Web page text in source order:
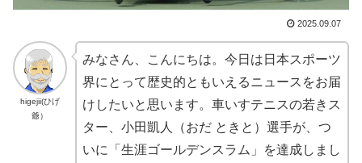
2025.09.07
higejii(ひげ
爺）
みなさん、こんにちは。今日は日本スポーツ
界にとって歴史的ともいえるニュースをお届
けしたいと思います。車いすテニスの若きス
ター、小田凱人（おだ ときと）選手が、つ
いに「生涯ゴールデンスラム」を達成しまし